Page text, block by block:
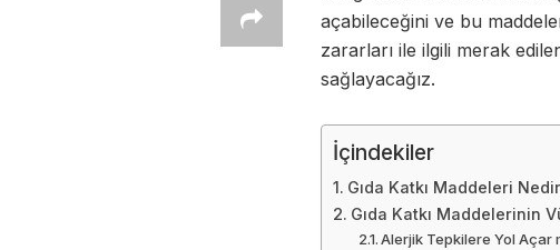
açabileceğini ve bu
zararları ile ilgili merak
sağlayacağız.
İçindekiler
Gıda Katkı Maddeleri
Gıda Katkı Maddelerinin
Alerjik Tepkilere Yol Açar